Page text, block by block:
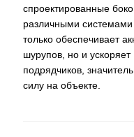
спроектированные
различными
только обеспечивает
шурупов, но и
подрядчиков,
силу на объекте.